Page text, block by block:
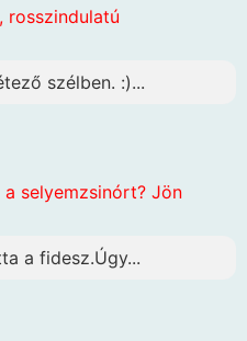
rosszindulatú
szélben. :)...
selyemzsinórt? Jön
a fidesz.Úgy...